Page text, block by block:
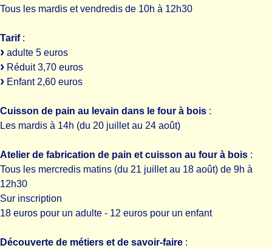
Tous les mardis et vendredis de 10h à 12h30
Tarif:
adulte 5 euros
Réduit 3,70 euros
Enfant 2,60 euros
Cuisson de pain au levain dans le four à bois :
Les mardis à 14h (du 20 juillet au 24 août)
Atelier de fabrication de pain et cuisson au four à bois :
Tous les mercredis matins (du 21 juillet au 18 août) de 9h à
12h30
Sur inscription
18 euros pour un adulte - 12 euros pour un enfant
Découverte de métiers et de savoir-faire :